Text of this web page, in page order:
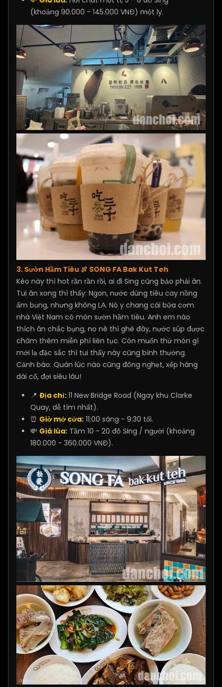
(khoảng 90.000 - 145.000 VNĐ) một ly.
3. Sườn Hầm Tiêu 🍖 SONG FA Bak Kut Teh
Kèo này thì hot rần rần rồi, ai đi Sing cũng bảo phải ăn.
Tui ăn xong thì thấy: Ngon, nước dùng tiêu cay nồng
ấm bụng, nhưng không LẠ. Nó y chang cái bữa cơm
nhà Việt Nam có món sườn hầm tiêu. Anh em nào
thích ăn chắc bụng, no nê thì ghé đây, nước súp được
châm thêm miễn phí liên tục. Còn muốn thử món gì
mới lạ đặc sắc thì tui thấy này cũng bình thường.
Cảnh báo: Quán lúc nào cũng đông nghẹt, xếp hàng
dài cổ, đợi siêu lâu!
📍 Địa chỉ: 11 New Bridge Road (Ngay khu Clarke
Quay, dễ tìm nhất).
⏰ Giờ mở cửa: 11:00 sáng - 9:30 tối.
💸 Giá lúa: Tầm 10 - 20 đô Sing / người (khoảng
180.000 - 360.000 VNĐ).